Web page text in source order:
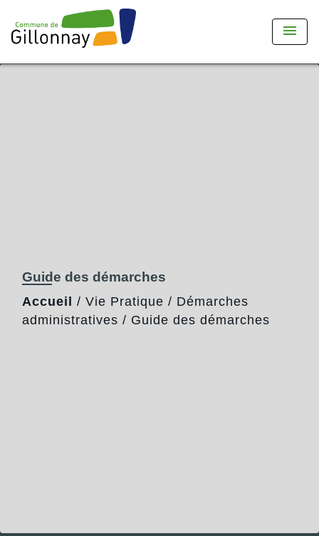
menu
Guide des démarches
Accueil / Vie Pratique / Démarches
administratives / Guide des démarches